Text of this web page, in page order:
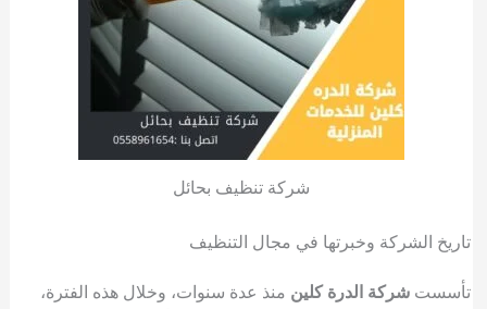
شركة تنظيف بحائل
تاريخ الشركة وخبرتها في مجال التنظيف
تأسست شركة الدرة كلين منذ عدة سنوات، وخلال هذه الفترة،